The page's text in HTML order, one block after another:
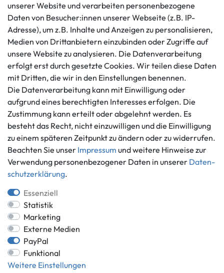
Kundenservice
+49 421 596586
Mo. - Fr. 9 - 16 Uhr
info@gameworld.de
Kontaktformular
Rechtliches
AGB
Impressum
Datenschutzerklärung
Barrierefreiheitserklärung
Widerrufs­recht
Vertrag widerrufen
Informationen
Ankauf
Über uns
Häufig gestellte Fragen
Zahlung und Versand
Batterieentsorgung
Zahlungsmöglichkeiten
*Alle Preise inkl. gesetzlicher MwSt.,
** gilt für Lieferungen innerhalb Deutschlands, Lieferzeiten für andere
Länder entnehmen Sie bitte der Schaltfläche mit den
unserer Website und verarbeiten personenbezogene
Daten von Besucher:innen unserer Webseite (z.B. IP-
Adresse), um z.B. Inhalte und Anzeigen zu personalisieren,
Medien von Drittanbietern einzubinden oder Zugriffe auf
unsere Website zu analysieren. Die Datenverarbeitung
erfolgt erst durch gesetzte Cookies. Wir teilen diese Daten
mit Dritten, die wir in den Einstellungen benennen.
Die Datenverarbeitung kann mit Einwilligung oder
aufgrund eines berechtigten Interesses erfolgen. Die
Zustimmung kann erteilt oder abgelehnt werden. Es
besteht das Recht, nicht einzuwilligen und die Einwilligung
zu einem späteren Zeitpunkt zu ändern oder zu widerrufen.
Beachten Sie unser Impressum und weitere Hinweise zur
Verwendung personenbezogener Daten in unserer Daten­
schutz­erklärung.
Essenziell
Statistik
Marketing
Externe Medien
PayPal
Funktional
Weitere Einstellungen